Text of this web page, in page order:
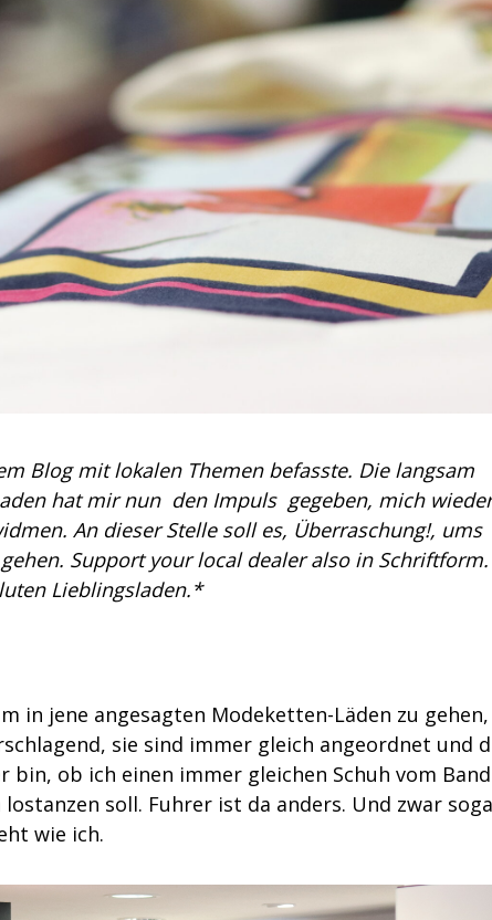
Blog mit lokalen Themen befasste. Die langsam
hat mir nun den Impuls gegeben, mich wieder
An dieser Stelle soll es, Überraschung!, ums
Support your local dealer also in Schriftform.
Lieblingsladen.*
in jene angesagten Modeketten-Läden zu
sie sind immer gleich angeordnet und
bin, ob ich einen immer gleichen Schuh vom Band
soll. Fuhrer ist da anders. Und zwar
wie ich.